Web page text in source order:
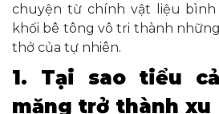
chuyện từ chính vật liệu bình
khối bê tông vô tri thành
thở của tự nhiên.
1. Tại sao tiểu
măng trở thành xu